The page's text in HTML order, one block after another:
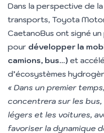
Dans la perspective de
transports, Toyota
CaetanoBus ont signé
pour développer la
camions, bus…) et
d’écosystèmes
« Dans un premier
concentrera sur les
légers et les voitures,
favoriser la dynamique